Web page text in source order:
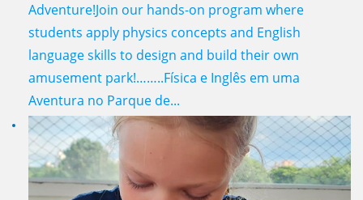
Adventure!Join our hands-on program where
students apply physics concepts and English
language skills to design and build their own
amusement park!……..Física e Inglês em uma
Aventura no Parque de...